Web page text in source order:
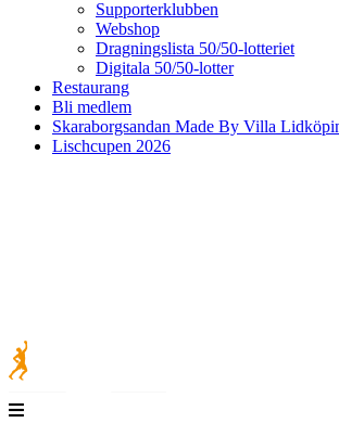
Supporterklubben
Webshop
Dragningslista 50/50-lotteriet
Digitala 50/50-lotter
Restaurang
Bli medlem
Skaraborgsandan Made By Villa
Lischcupen 2026